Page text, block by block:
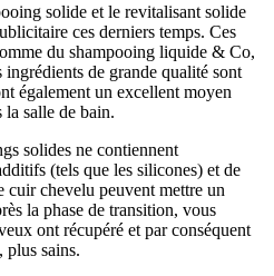
solide et le revitalisant solide
ces derniers temps. Ces
du shampooing liquide & Co,
ingrédients de grande qualité sont
également un excellent moyen
la salle de bain.
solides ne contiennent
(tels que les silicones) et de
cuir chevelu peuvent mettre un
la phase de transition, vous
ont récupéré et par conséquent
plus sains.